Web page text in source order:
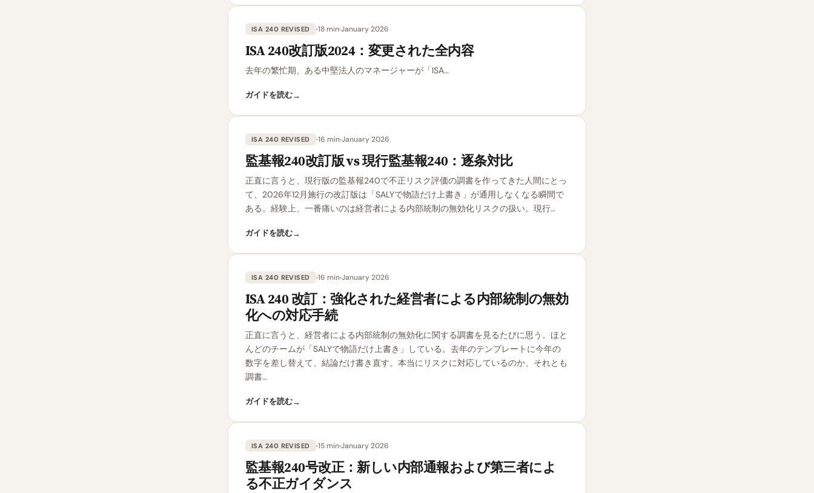
ISA 240 REVISED 18 minJanuary 2026
ISA 240改訂版2024：変更された全内容
去年の繁忙期、ある中堅法人のマネージャーが「ISA…
ガイドを読む→
ISA 240 REVISED 16 minJanuary 2026
監基報240改訂版 vs 現行監基報240：逐条対比
正直に言うと、現行版の監基報240で不正リスク評価の調書を作ってきた人間にとっ
て、2026年12月施行の改訂版は「SALYで物語だけ上書き」が通用しなくなる瞬間で
ある。経験上、一番痛いのは経営者による内部統制の無効化リスクの扱い。現行…
ガイドを読む→
ISA 240 REVISED 16 minJanuary 2026
ISA 240 改訂：強化された経営者による内部統制の無効
化への対応手続
正直に言うと、経営者による内部統制の無効化に関する調書を見るたびに思う。ほと
んどのチームが「SALYで物語だけ上書き」している。去年のテンプレートに今年の
数字を差し替えて、結論だけ書き直す。本当にリスクに対応しているのか、それとも
調書…
ガイドを読む→
ISA 240 REVISED 15 minJanuary 2026
監基報240号改正：新しい内部通報および第三者によ
る不正ガイダンス